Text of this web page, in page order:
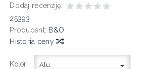
Dodaj recenzję:
25393
Producent: B&O
Historia ceny
Kolor Alu